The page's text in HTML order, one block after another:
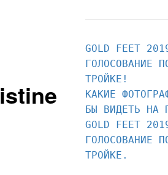
GOLD FEET
ГОЛОСОВАНИЕ
КАКИЕ
БЫ ВИДЕТЬ НА
GOLD FEET
ГОЛОСОВАНИЕ
ТРОЙКЕ.